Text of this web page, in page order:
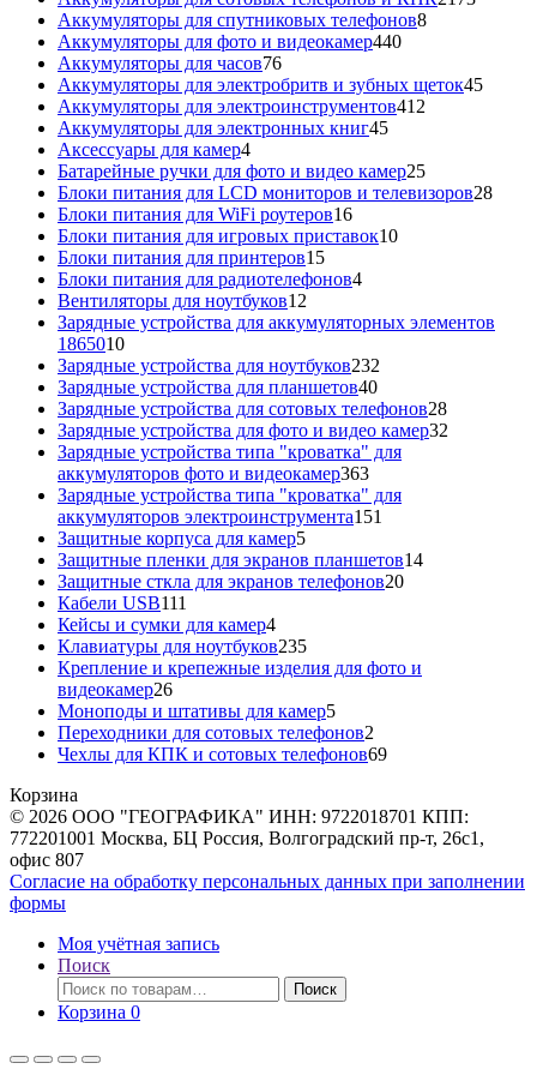
Аккумуляторы для спутниковых телефонов88
Аккумуляторы для фото и видеокамер440440
Аккумуляторы для часов7676
товаров
Аккумуляторы для электробритв и зубных щеток4545
Аккумуляторы для электроинструментов412
Аккумуляторы для электронных книг4545
Аксессуары для камер44
товара
Батарейные ручки для фото и видео камер2525
товаров
Блоки питания для LCD мониторов и телевизоров2828
Блоки питания для WiFi роутеров1616
товаров
Блоки питания для игровых приставок1010
Блоки питания для принтеров1515
товаров
Блоки питания для радиотелефонов44
Вентиляторы для ноутбуков12
товаров
Зарядные устройства для аккумуляторных элементов
186501010
товаров
Зарядные устройства для ноутбуков232
Зарядные устройства для планшетов4040
товаров
Зарядные устройства для сотовых телефонов2828
товаров
Зарядные устройства для фото и видео камер32
Зарядные устройства типа "кроватка" для
аккумуляторов фото и видеокамер363363
товара
Зарядные устройства типа "кроватка" для
аккумуляторов электроинструмента151
Защитные корпуса для камер55
товаров
Защитные пленки для экранов планшетов1414
Защитные сткла для экранов телефонов2020
Кабели USB111
товаров
Кейсы и сумки для камер44
товара
Клавиатуры для ноутбуков235235
товаров
Крепление и крепежные изделия для фото и
видеокамер2626
товаров
Моноподы и штативы для камер55
товаров
Переходники для сотовых телефонов2
товара
Чехлы для КПК и сотовых телефонов6969
Корзина
© 2026 ООО "ГЕОГРАФИКА" ИНН: 9722018701 КПП:
772201001 Москва, БЦ Россия, Волгоградский пр-т, 26с1,
офис 807
Согласие на обработку персональных данных при заполнении
формы
Моя учётная запись
Поиск
Искать:
Поиск
Корзина 0